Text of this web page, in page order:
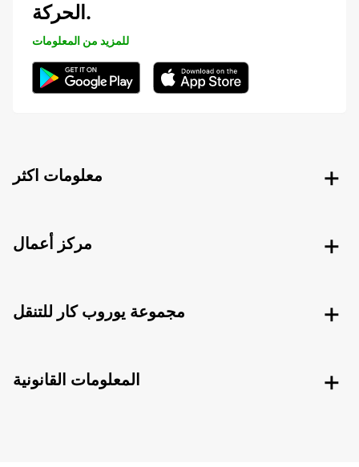
الحركة.
للمزيد من المعلومات
معلومات اكثر
مركز أعمال
مجموعة يوروب كار للتنقل
المعلومات القانونية